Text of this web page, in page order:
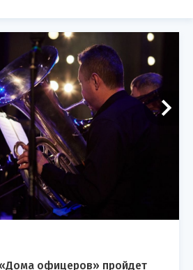
офицеров» пройдет